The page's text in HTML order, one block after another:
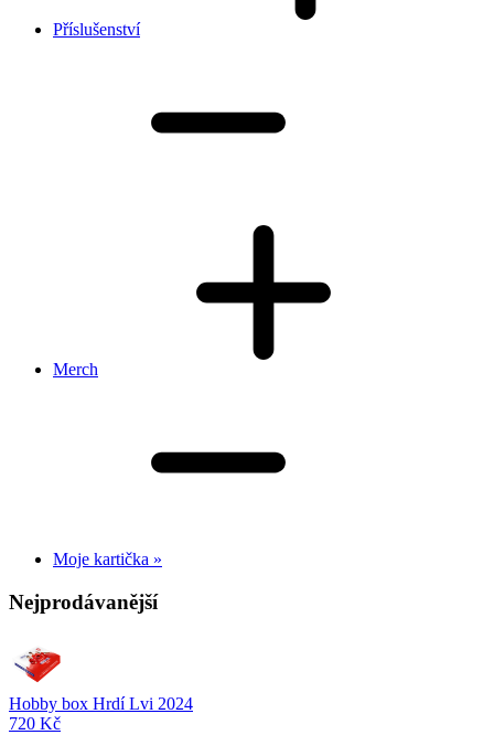
Příslušenství
Merch
Moje kartička »
Nejprodávanější
Hobby box Hrdí Lvi 2024
720 Kč